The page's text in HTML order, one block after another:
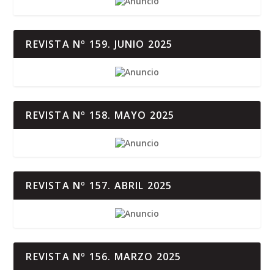
REVISTA Nº 159. JUNIO 2025
REVISTA Nº 158. MAYO 2025
REVISTA Nº 157. ABRIL 2025
REVISTA Nº 156. MARZO 2025